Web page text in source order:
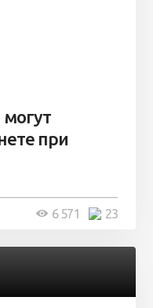
могут
при
23
6 571